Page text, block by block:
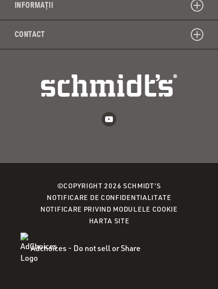
INFORMAȚII
CONTACT
©COPYRIGHT 2026 SCHMIDT’S
NOTIFICARE DE CONFIDENTIALITATE(OPENS
IN
NOTIFICARE PRIVIND MODULELE COOKIE(OPENS
HARTA SITE
Adchoices - Do not sell or Share